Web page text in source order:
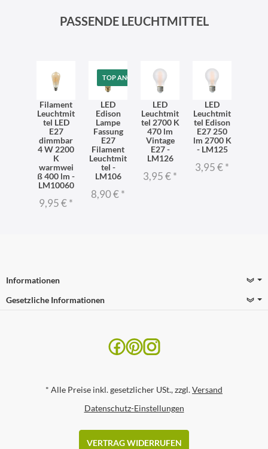
PASSENDE LEUCHTMITTEL
Filament
Leuchtmit
tel LED
E27
dimmbar
4 W 2200
K
warmwei
ß 400 lm -
LM10060
9,95 €*
TOP ANGEBOT
LED
Edison
Lampe
Fassung
E27
Filament
Leuchtmit
tel -
LM106
8,90 €*
LED
Leuchtmit
tel 2700 K
470 lm
Vintage
E27 -
LM126
3,95 €*
LED
Leuchtmit
tel Edison
E27 250
lm 2700 K
- LM125
3,95 €*
Informationen
Gesetzliche Informationen
* Alle Preise inkl. gesetzlicher USt., zzgl.Versand
Datenschutz-Einstellungen
VERTRAG WIDERRUFEN